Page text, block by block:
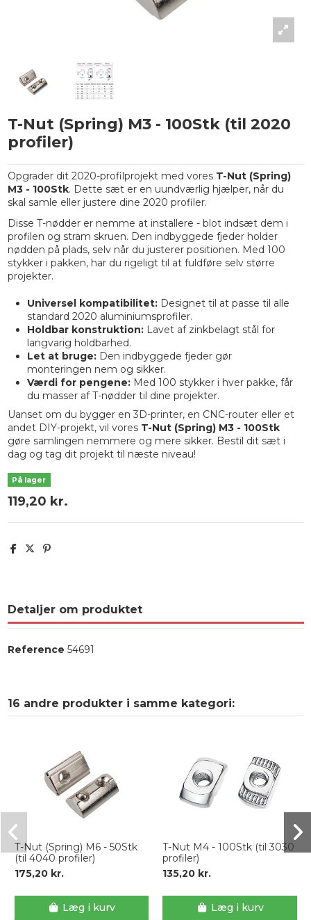
T-Nut (Spring) M3 - 100Stk (til 2020
profiler)
Opgrader dit 2020-profilprojekt med vores T-Nut (Spring)
M3 - 100Stk. Dette sæt er en uundværlig hjælper, når du
skal samle eller justere dine 2020 profiler.
Disse T-nødder er nemme at installere - blot indsæt dem i
profilen og stram skruen. Den indbyggede fjeder holder
nødden på plads, selv når du justerer positionen. Med 100
stykker i pakken, har du rigeligt til at fuldføre selv større
projekter.
Universel kompatibilitet:Designet til at passe til alle
standard 2020 aluminiumsprofiler.
Holdbar konstruktion:Lavet af zinkbelagt stål for
langvarig holdbarhed.
Let at bruge:Den indbyggede fjeder gør
monteringen nem og sikker.
Værdi for pengene:Med 100 stykker i hver pakke, får
du masser af T-nødder til dine projekter.
Uanset om du bygger en 3D-printer, en CNC-router eller et
andet DIY-projekt, vil vores T-Nut (Spring) M3 - 100Stk
gøre samlingen nemmere og mere sikker. Bestil dit sæt i
dag og tag dit projekt til næste niveau!
På lager
119,20 kr.
Detaljer om produktet
Reference 54691
16 andre produkter i samme kategori:
T-Nut (Spring) M6 - 50Stk
(til 4040 profiler)
175,20 kr.
Læg i kurv
T-Nut M4 - 100Stk (til 3030
profiler)
135,20 kr.
Læg i kurv